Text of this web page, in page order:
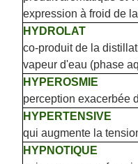
expression à froid de
HYDROLAT
co-produit de la
vapeur d'eau (phase
HYPEROSMIE
perception exacerbée
HYPERTENSIVE
qui augmente la
HYPNOTIQUE